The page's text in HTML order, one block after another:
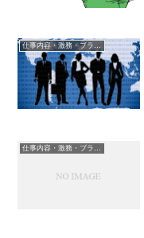
仕事内容・激務・ブラック度